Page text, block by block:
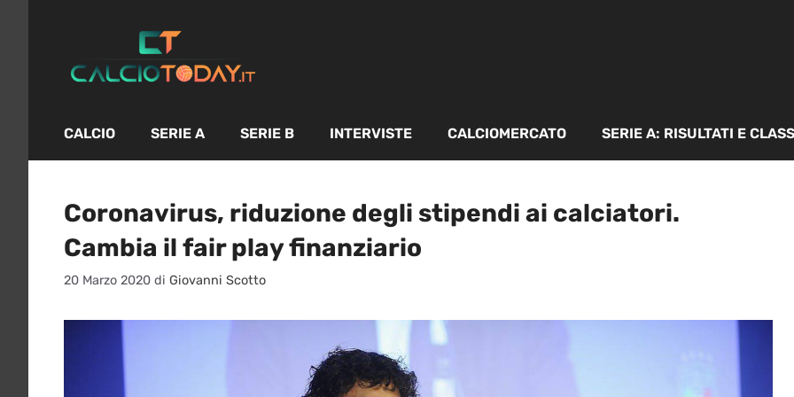
contenuto
CALCIO SERIE A SERIE B INTERVISTE CALCIOMERCATO SERIE A: RISULTATI E
Coronavirus, riduzione degli stipendi ai calciatori.
Cambia il fair play finanziario
20 Marzo 2020 di Giovanni Scotto